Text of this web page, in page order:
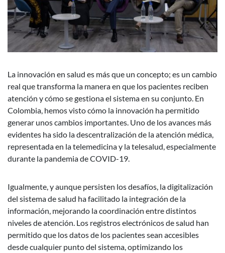
La innovación en salud es más que un concepto; es un cambio
real que transforma la manera en que los pacientes reciben
atención y cómo se gestiona el sistema en su conjunto. En
Colombia, hemos visto cómo la innovación ha permitido
generar unos cambios importantes. Uno de los avances más
evidentes ha sido la descentralización de la atención médica,
representada en la telemedicina y la telesalud, especialmente
durante la pandemia de COVID-19.
Igualmente, y aunque persisten los desafíos, la digitalización
del sistema de salud ha facilitado la integración de la
información, mejorando la coordinación entre distintos
niveles de atención. Los registros electrónicos de salud han
permitido que los datos de los pacientes sean accesibles
desde cualquier punto del sistema, optimizando los